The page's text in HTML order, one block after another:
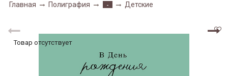
Главная Полиграфия - Детские
Товар отсутствует